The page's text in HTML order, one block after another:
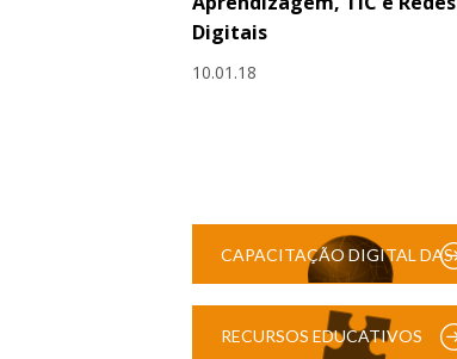
Digitais
10.01.18
CAPACITAÇÃO DIGITAL DAS
RECURSOS EDUCATIVOS